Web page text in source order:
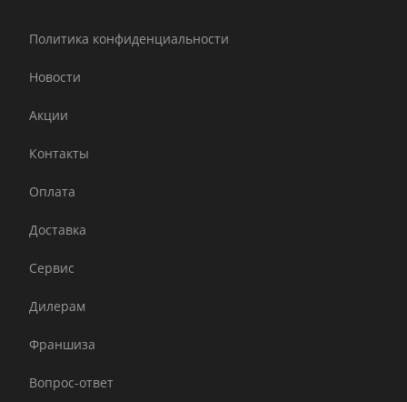
Политика конфиденциальности
Новости
Акции
Контакты
Оплата
Доставка
Сервис
Дилерам
Франшиза
Вопрос-ответ